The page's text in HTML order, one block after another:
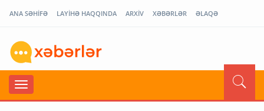
ANA SƏHİFƏ LAYİHƏ HAQQINDA ARXİV XƏBƏRLƏR ƏLAQƏ